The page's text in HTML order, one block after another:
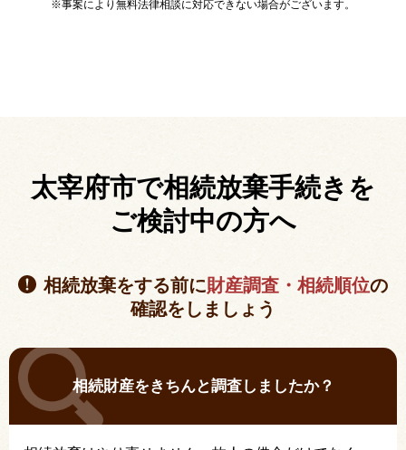
※事案により無料法律相談に対応できない場合がございます。
太宰府市で相続放棄手続きを
ご検討中の方へ
相続放棄をする前に財産調査・相続順位の
確認をしましょう
相続財産をきちんと調査しましたか？